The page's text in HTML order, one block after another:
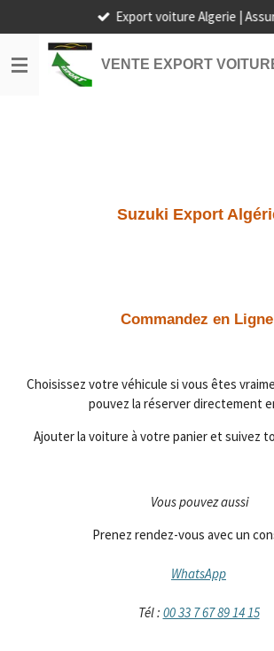
au
contenu
principal
VENTE EXPORT
Export voiture Algerie |
Suzuki Export
Commandez en Ligne
Choisissez votre véhicule si vous êtes
pouvez la réserver directement
Ajouter la voiture à votre panier et suivez
Vous pouvez aussi
Prenez rendez-vous avec un
WhatsApp
Tél : 00 33 7 67 89 14 15